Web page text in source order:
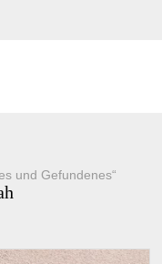
und Gefundenes“